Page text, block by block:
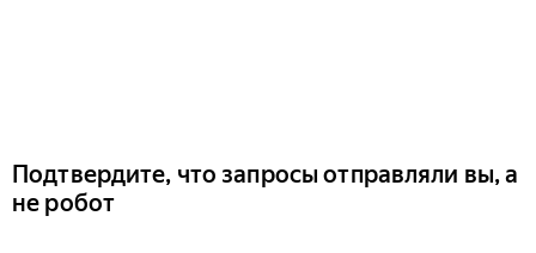
Подтвердите, что запросы отправляли вы, а
не робот